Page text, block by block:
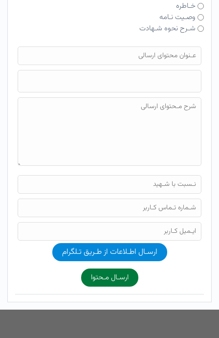
خـاطره
وصـیت نـامه
شـرح نحوه شـهادت
فایل محتوای ارسالی
ارسـال اطـلاعات از طـریق تـلگرام
ارسـال مـحتوا